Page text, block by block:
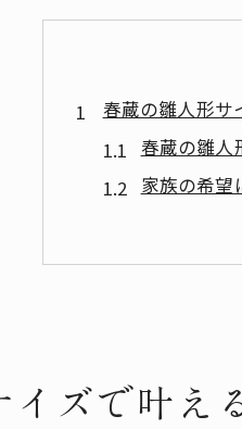
春蔵の雛人形サ
春蔵の雛人
家族の希望
春蔵の雛
お雛様のサ
春蔵の雛人
ズで叶え